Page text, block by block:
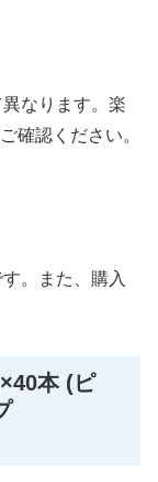
なります。楽
確認ください。
。また、購入
本 (ピ